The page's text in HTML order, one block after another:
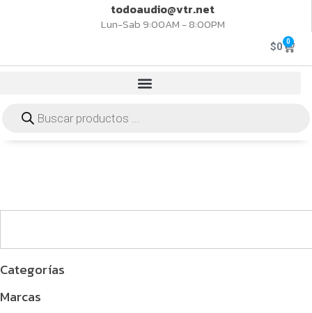
todoaudio@vtr.net
Lun-Sab 9:00AM - 8:00PM
$0 0
Categorías
Marcas